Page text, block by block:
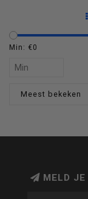
Min: €0
Meest bekeken
MELD JE